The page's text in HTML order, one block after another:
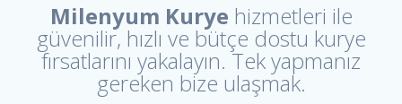
Milenyum Kurye hizmetleri ile
güvenilir, hızlı ve bütçe dostu kurye
fırsatlarını yakalayın. Tek yapmanız
gereken bize ulaşmak.